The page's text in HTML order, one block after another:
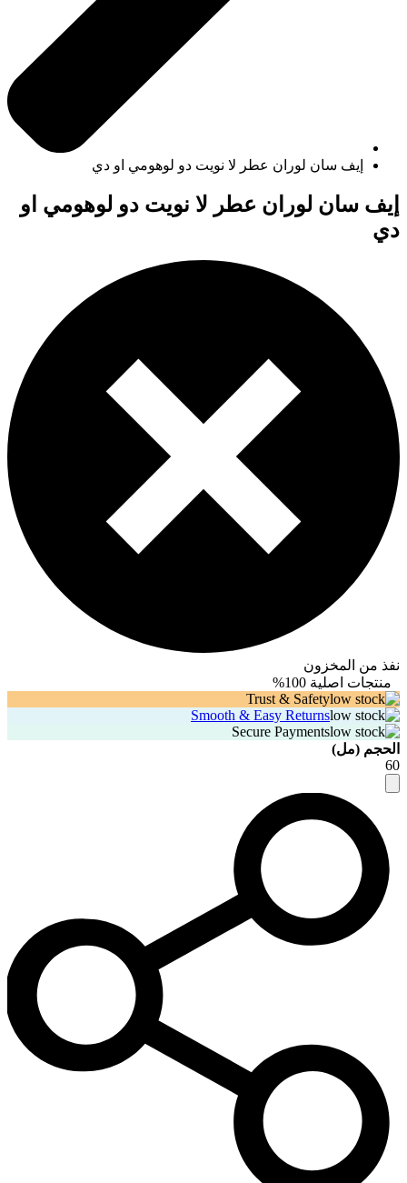
إيف سان لوران عطر لا نويت دو لوهومي او دي
إيف سان لوران عطر لا نويت دو لوهومي او
دي
نفذ من المخزون
منتجات اصلية 100%
Trust & Safety
Smooth & Easy Returns
Secure Payments
الحجم (مل)
60